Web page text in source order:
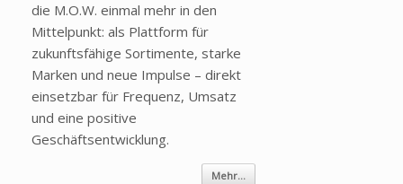
die M.O.W. einmal mehr in den
Mittelpunkt: als Plattform für
zukunftsfähige Sortimente, starke
Marken und neue Impulse – direkt
einsetzbar für Frequenz, Umsatz
und eine positive
Geschäftsentwicklung.
Mehr...